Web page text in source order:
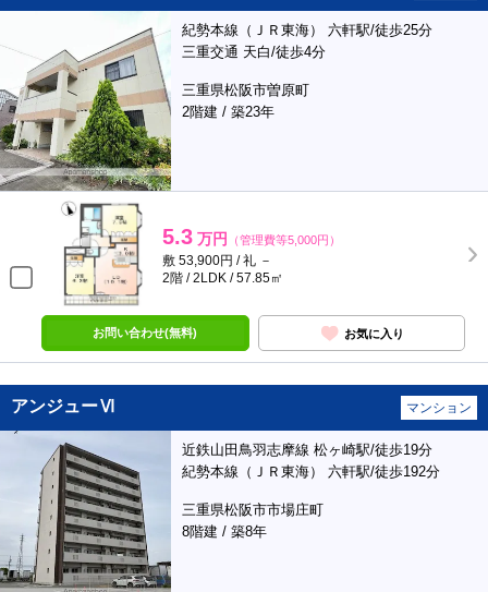
紀勢本線（ＪＲ東海） 六軒駅/徒歩25分
三重交通 天白/徒歩4分
三重県松阪市曽原町
2階建 / 築23年
5.3 万円 （管理費等5,000円）
敷 53,900円 / 礼 －
2階 / 2LDK / 57.85㎡
お問い合わせ(無料) お気に入り
アンジューⅥ マンション
近鉄山田鳥羽志摩線 松ヶ崎駅/徒歩19分
紀勢本線（ＪＲ東海） 六軒駅/徒歩192分
三重県松阪市市場庄町
8階建 / 築8年